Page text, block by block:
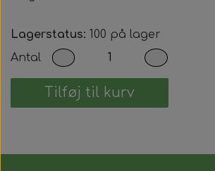
Lagerstatus: 100 på lager
Antal
Tilføj til kurv